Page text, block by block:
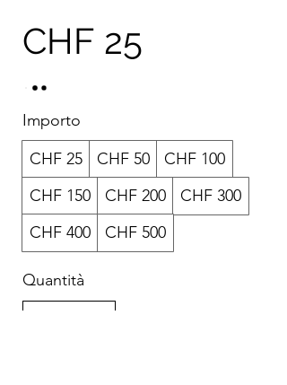
CHF 25
Importo
CHF 25
CHF 50
CHF 100
CHF 150
CHF 200
CHF 300
CHF 400
CHF 500
Quantità